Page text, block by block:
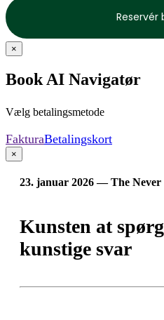
×
Book AI Navigatør
Vælg betalingsmetode
FakturaBetalingskort
×
23. januar 2026 — The
Kunsten at
kunstige svar